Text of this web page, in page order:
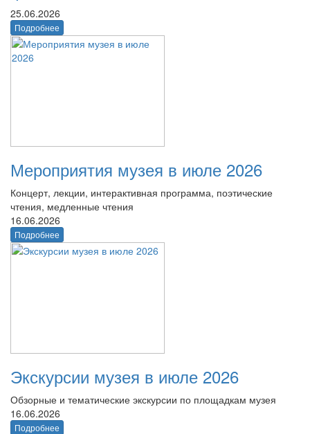
25.06.2026
Подробнее
Мероприятия музея в июле 2026
Концерт, лекции, интерактивная программа, поэтические
чтения, медленные чтения
16.06.2026
Подробнее
Экскурсии музея в июле 2026
Обзорные и тематические экскурсии по площадкам музея
16.06.2026
Подробнее